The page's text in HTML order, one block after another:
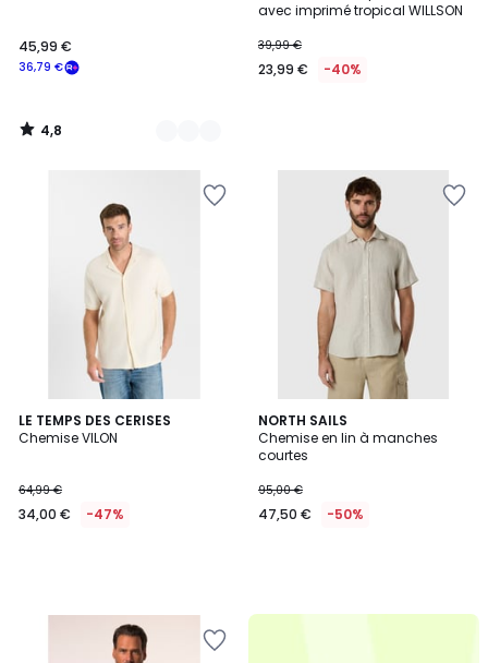
€
souscrivez
notre
programme
36,79 €
45,99 €
4,8
/
avec imprimé tropical WILLSON
39,99 €
23,99 € -40%
LE TEMPS DES CERISES
Chemise VILON
64,99 €
34,00 € -47%
NORTH SAILS
Chemise en lin à manches
courtes
95,00 €
47,50 € -50%